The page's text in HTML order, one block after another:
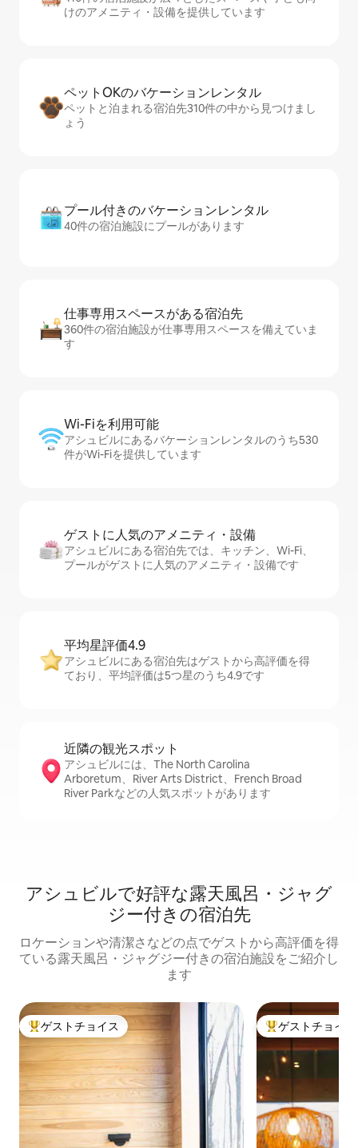
けのアメニティ・設備を提供しています
ペットOKのバ⁠ケ⁠ー⁠シ⁠ョ⁠ンレ⁠ン⁠タ⁠ル
ペットと泊まれる宿泊先310件の中から見つけまし
ょう
プール付きのバ⁠ケ⁠ー⁠シ⁠ョ⁠ンレ⁠ン⁠タ⁠ル
40件の宿泊施設にプールがあります
仕事専用ス⁠ペ⁠ー⁠スがあ⁠る宿⁠泊⁠先
360件の宿泊施設が仕事専用スペースを備えていま
す
Wi-Fiを利⁠用⁠可⁠能
アシュビルにあるバケーションレンタルのうち530
件がWi-Fiを提供しています
ゲストに人⁠気⁠のア⁠メ⁠ニ⁠テ⁠ィ・設⁠備
アシュビルにある宿泊先では、キッチン、Wi-Fi、
プールがゲストに人気のアメニティ・設備です
平均星評価4.9
アシュビルにある宿泊先はゲストから高評価を得
ており、平均評価は5つ星のうち4.9です
近隣の観光ス⁠ポ⁠ッ⁠ト
アシュビルには、The North Carolina
Arboretum、River Arts District、French Broad
River Parkなどの人気スポットがあります
アシュビルで好評な露天風呂・ジャグ
ジー付きの宿泊先
ロケーションや清潔さなどの点でゲストから高評価を得
ている露天風呂・ジャグジー付きの宿泊施設をご紹介し
ます
大好評のゲストチョイスです。
ゲストチョイス 大好評のゲスト
ゲストチョイス